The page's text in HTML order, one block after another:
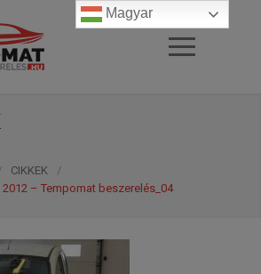
CIKKEK
/
2012 – Tempomat beszerelés_04
Magyar